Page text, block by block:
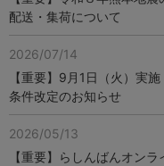
配送・集荷について
2026/07/14
【重要】9月1日（火）実
条件改定のお知らせ
2026/05/13
【重要】らしんばんオン